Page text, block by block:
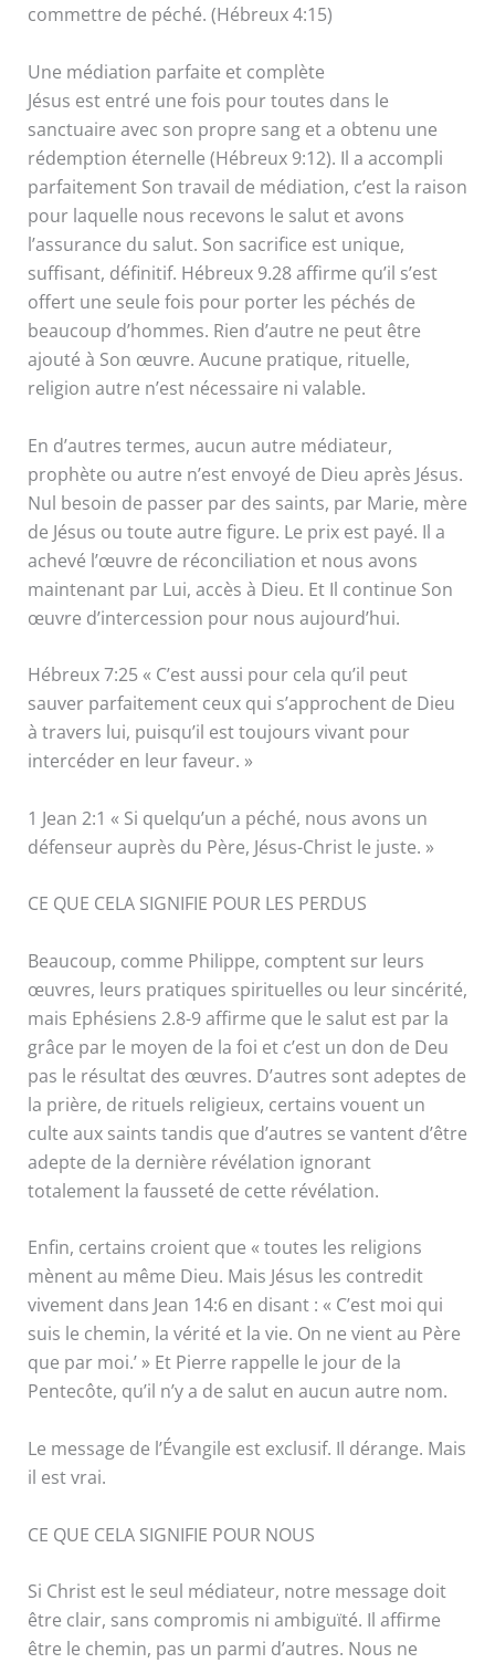
commettre de péché. (Hébreux 4:15)
Une médiation parfaite et complète
Jésus est entré une fois pour toutes dans le
sanctuaire avec son propre sang et a obtenu une
rédemption éternelle (Hébreux 9:12). Il a accompli
parfaitement Son travail de médiation, c’est la raison
pour laquelle nous recevons le salut et avons
l’assurance du salut. Son sacrifice est unique,
suffisant, définitif. Hébreux 9.28 affirme qu’il s’est
offert une seule fois pour porter les péchés de
beaucoup d’hommes. Rien d’autre ne peut être
ajouté à Son œuvre. Aucune pratique, rituelle,
religion autre n’est nécessaire ni valable.
En d’autres termes, aucun autre médiateur,
prophète ou autre n’est envoyé de Dieu après Jésus.
Nul besoin de passer par des saints, par Marie, mère
de Jésus ou toute autre figure. Le prix est payé. Il a
achevé l’œuvre de réconciliation et nous avons
maintenant par Lui, accès à Dieu. Et Il continue Son
œuvre d’intercession pour nous aujourd’hui.
Hébreux 7:25 « C’est aussi pour cela qu’il peut
sauver parfaitement ceux qui s’approchent de Dieu
à travers lui, puisqu’il est toujours vivant pour
intercéder en leur faveur. »
1 Jean 2:1 « Si quelqu’un a péché, nous avons un
défenseur auprès du Père, Jésus-Christ le juste. »
CE QUE CELA SIGNIFIE POUR LES PERDUS
Beaucoup, comme Philippe, comptent sur leurs
œuvres, leurs pratiques spirituelles ou leur sincérité,
mais Ephésiens 2.8-9 affirme que le salut est par la
grâce par le moyen de la foi et c’est un don de Deu
pas le résultat des œuvres. D’autres sont adeptes de
la prière, de rituels religieux, certains vouent un
culte aux saints tandis que d’autres se vantent d’être
adepte de la dernière révélation ignorant
totalement la fausseté de cette révélation.
Enfin, certains croient que « toutes les religions
mènent au même Dieu. Mais Jésus les contredit
vivement dans Jean 14:6 en disant : « C’est moi qui
suis le chemin, la vérité et la vie. On ne vient au Père
que par moi.’ » Et Pierre rappelle le jour de la
Pentecôte, qu’il n’y a de salut en aucun autre nom.
Le message de l’Évangile est exclusif. Il dérange. Mais
il est vrai.
CE QUE CELA SIGNIFIE POUR NOUS
Si Christ est le seul médiateur, notre message doit
être clair, sans compromis ni ambiguïté. Il affirme
être le chemin, pas un parmi d’autres. Nous ne